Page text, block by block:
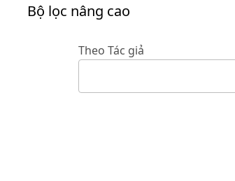
Bộ lọc nâng cao
Theo Tác giả